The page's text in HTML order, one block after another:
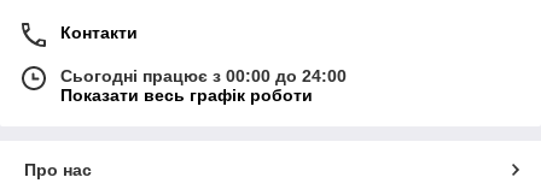
Контакти
Сьогодні працює з 00:00 до 24:00
Показати весь графік роботи
Про нас